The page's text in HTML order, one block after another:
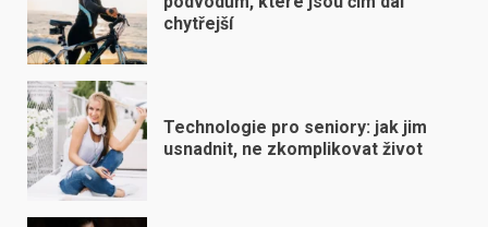
chytřejší
Technologie pro seniory: jak jim
usnadnit, ne zkomplikovat život